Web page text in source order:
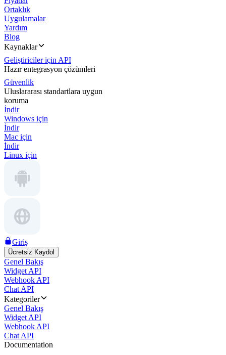
Ortaklık
Uygulamalar
Yardım
Blog
Kaynaklar
Geliştiriciler için API
Hazır entegrasyon çözümleri
Güvenlik
Uluslararası standartlara uygun
koruma
İndir
Windows için
İndir
Mac için
İndir
Linux için
Giriş
Ücretsiz Kaydol
Genel Bakış
Widget API
Webhook API
Chat API
Kategoriler
Genel Bakış
Widget API
Webhook API
Chat API
Documentation